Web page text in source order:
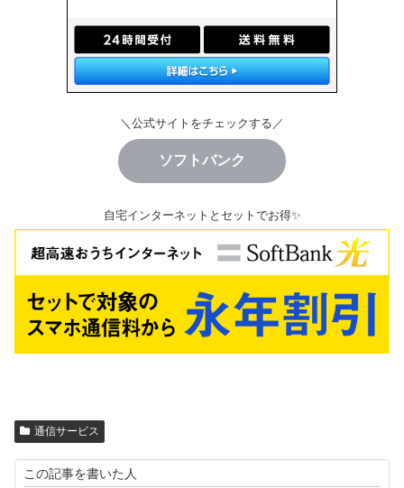
＼公式サイトをチェックする／
ソフトバンク
自宅インターネットとセットでお得✨
通信サービス
この記事を書いた人